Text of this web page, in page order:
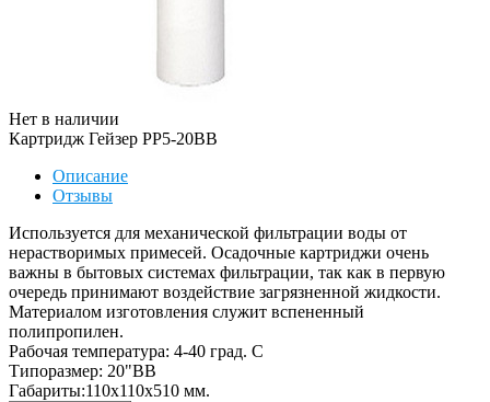
Нет в наличии
Картридж Гейзер PP5-20BB
Описание
Отзывы
Используется для механической фильтрации воды от
нерастворимых примесей. Осадочные картриджи очень
важны в бытовых системах фильтрации, так как в первую
очередь принимают воздействие загрязненной жидкости.
Материалом изготовления служит вспененный
полипропилен.
Рабочая температура: 4-40 град. С
Типоразмер: 20"BB
Габариты:110х110х510 мм.